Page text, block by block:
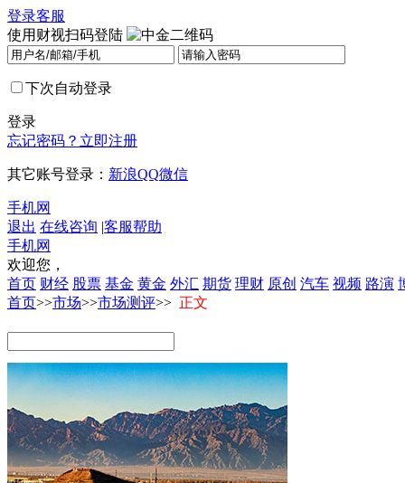
登录客服
使用财视扫码登陆
下次自动登录
登录
忘记密码？ 立即注册
其它账号登录： 新浪QQ微信
手机网
退出 在线咨询 |客服帮助
手机网
欢迎您，
首页 财经 股票 基金 黄金 外汇 期货 理财 原创 汽车 视频 路演
首页>>市场>>市场测评>> 正文